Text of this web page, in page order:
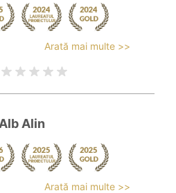
Arată mai multe >>
Alin
Arată mai multe >>